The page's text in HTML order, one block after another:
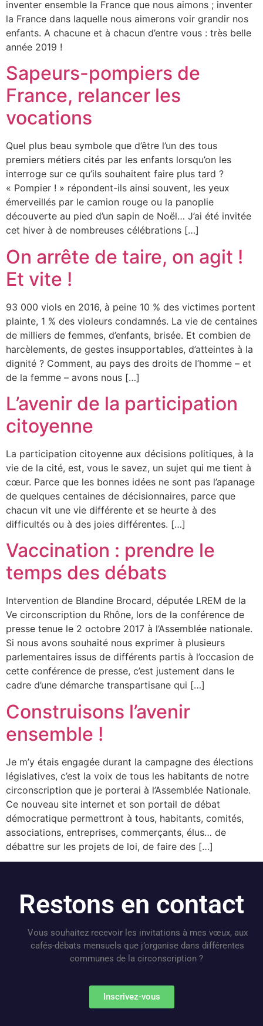
inventer ensemble la France que nous aimons ; inventer
la France dans laquelle nous aimerons voir grandir nos
enfants. A chacune et à chacun d’entre vous : très belle
année 2019 !
Sapeurs-pompiers de
France, relancer les
vocations
Quel plus beau symbole que d’être l’un des tous
premiers métiers cités par les enfants lorsqu’on les
interroge sur ce qu’ils souhaitent faire plus tard ?
« Pompier ! » répondent-ils ainsi souvent, les yeux
émerveillés par le camion rouge ou la panoplie
découverte au pied d’un sapin de Noël… J’ai été invitée
cet hiver à de nombreuses célébrations […]
On arrête de taire, on agit !
Et vite !
93 000 viols en 2016, à peine 10 % des victimes portent
plainte, 1 % des violeurs condamnés. La vie de centaines
de milliers de femmes, d’enfants, brisée. Et combien de
harcèlements, de gestes insupportables, d’atteintes à la
dignité ? Comment, au pays des droits de l’homme – et
de la femme – avons nous […]
L’avenir de la participation
citoyenne
La participation citoyenne aux décisions politiques, à la
vie de la cité, est, vous le savez, un sujet qui me tient à
cœur. Parce que les bonnes idées ne sont pas l’apanage
de quelques centaines de décisionnaires, parce que
chacun vit une vie différente et se heurte à des
difficultés ou à des joies différentes. […]
Vaccination : prendre le
temps des débats
Intervention de Blandine Brocard, députée LREM de la
Ve circonscription du Rhône, lors de la conférence de
presse tenue le 2 octobre 2017 à l’Assemblée nationale.
Si nous avons souhaité nous exprimer à plusieurs
parlementaires issus de différents partis à l’occasion de
cette conférence de presse, c’est justement dans le
cadre d’une démarche transpartisane qui […]
Construisons l’avenir
ensemble !
Je m’y étais engagée durant la campagne des élections
législatives, c’est la voix de tous les habitants de notre
circonscription que je porterai à l’Assemblée Nationale.
Ce nouveau site internet et son portail de débat
démocratique permettront à tous, habitants, comités,
associations, entreprises, commerçants, élus… de
débattre sur les projets de loi, de faire des […]
Restons en contact
Vous souhaitez recevoir les invitations à mes vœux, aux
cafés-débats mensuels que j’organise dans différentes
communes de la circonscription ?
Inscrivez-vous